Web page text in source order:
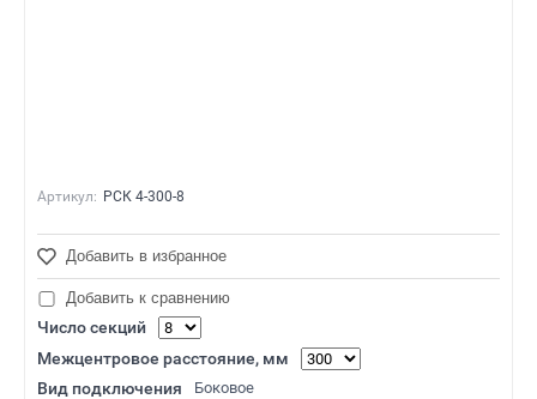
Артикул: РСК 4-300-8
Добавить в избранное
Добавить к сравнению
Число секций
Межцентровое расстояние, мм
Вид подключения
Боковое